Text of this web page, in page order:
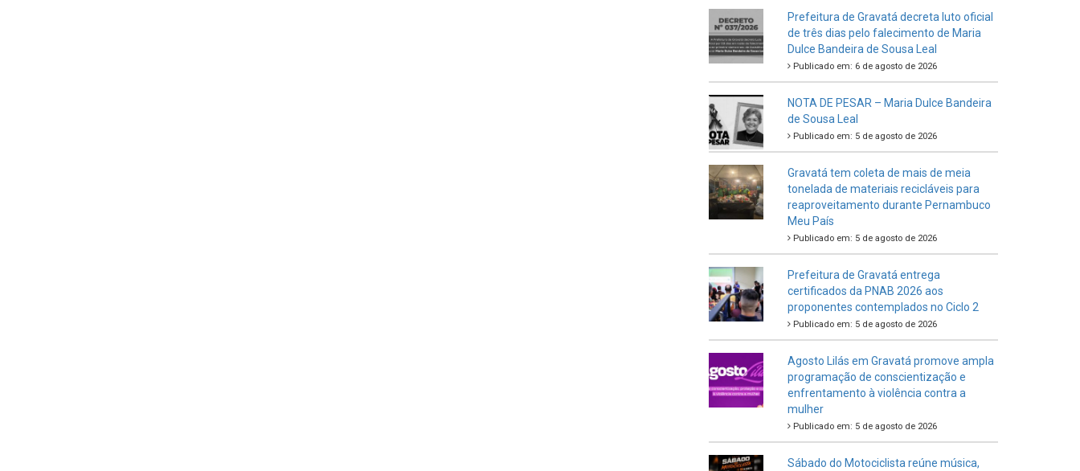
Prefeitura de Gravatá decreta luto oficial
de três dias pelo falecimento de Maria
Dulce Bandeira de Sousa Leal
Publicado em: 6 de agosto de 2026
NOTA DE PESAR – Maria Dulce Bandeira
de Sousa Leal
Publicado em: 5 de agosto de 2026
Gravatá tem coleta de mais de meia
tonelada de materiais recicláveis para
reaproveitamento durante Pernambuco
Meu País
Publicado em: 5 de agosto de 2026
Prefeitura de Gravatá entrega
certificados da PNAB 2026 aos
proponentes contemplados no Ciclo 2
Publicado em: 5 de agosto de 2026
Agosto Lilás em Gravatá promove ampla
programação de conscientização e
enfrentamento à violência contra a
mulher
Publicado em: 5 de agosto de 2026
Sábado do Motociclista reúne música,